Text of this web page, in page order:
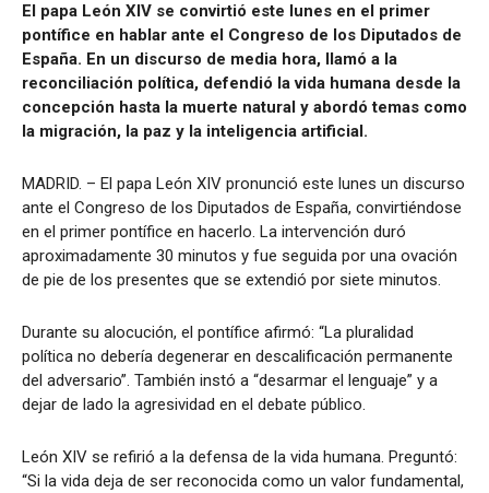
El papa León XIV se convirtió este lunes en el primer
pontífice en hablar ante el Congreso de los Diputados de
España. En un discurso de media hora, llamó a la
reconciliación política, defendió la vida humana desde la
concepción hasta la muerte natural y abordó temas como
la migración, la paz y la inteligencia artificial.
MADRID. – El papa León XIV pronunció este lunes un discurso
ante el Congreso de los Diputados de España, convirtiéndose
en el primer pontífice en hacerlo. La intervención duró
aproximadamente 30 minutos y fue seguida por una ovación
de pie de los presentes que se extendió por siete minutos.
Durante su alocución, el pontífice afirmó: “La pluralidad
política no debería degenerar en descalificación permanente
del adversario”. También instó a “desarmar el lenguaje” y a
dejar de lado la agresividad en el debate público.
León XIV se refirió a la defensa de la vida humana. Preguntó:
“Si la vida deja de ser reconocida como un valor fundamental,